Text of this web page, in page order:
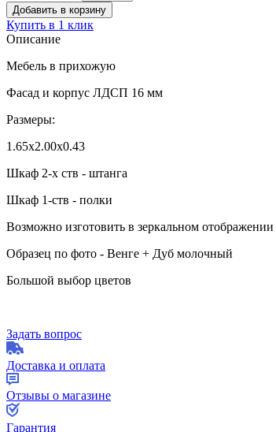
Купить в 1 клик
Описание
Мебель в прихожую
Фасад и корпус ЛДСП 16 мм
Размеры:
1.65х2.00х0.43
Шкаф 2-х ств - штанга
Шкаф 1-ств - полки
Возможно изготовить в зеркальном отображении
Образец по фото - Венге + Дуб молочный
Большой выбор цветов
Задать вопрос
Доставка и оплата
Отзывы о магазине
Гарантия